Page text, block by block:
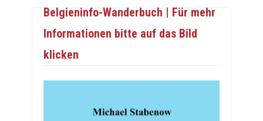
Belgieninfo-Wanderbuch | Für mehr
Informationen bitte auf das Bild
klicken